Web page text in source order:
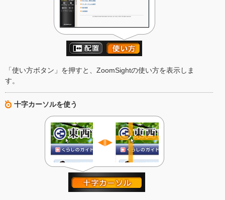
「使い方ボタン」を押すと、ZoomSightの使い方を表示しま
す。
十字カーソルを使う